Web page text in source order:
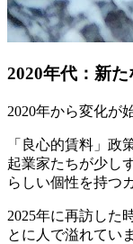
2020年代：新
2020年から変化が
「良心的賃料」政
起業家たちが少し
らしい個性を持つ
2025年に再訪した
とに人で溢れてい